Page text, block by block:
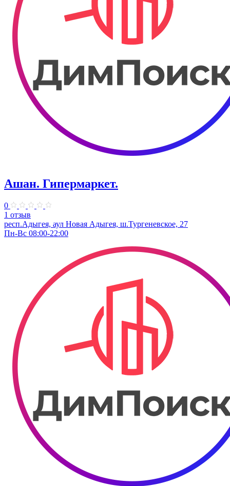
Ашан. Гипермаркет.
0
1 отзыв
респ.Адыгея, аул Новая Адыгея, ш.Тургеневское, 27
Пн-Вс 08:00-22:00